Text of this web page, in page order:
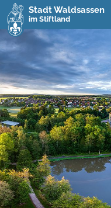
Stadt Waldsassen
im Stiftland